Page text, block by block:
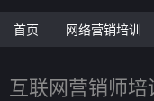
首页 网络营销培训
互联网营销师